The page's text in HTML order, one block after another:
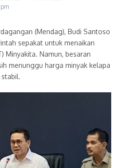
(Mendag), Budi Santoso
sepakat untuk menaikan
Minyakita. Namun, besaran
menunggu harga minyak kelapa
stabil.